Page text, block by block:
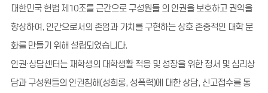
대한민국 헌법 제10조를 근간으로 구성원들 의 인권을 보호하고 권익을
향상하여, 인간으로서의 존엄과 가치를 구현하는 상호 존중적인 대학 문
화를 만들기 위해 설립되었습니다.
인권·상담센터는 재학생의 대학생활 적응 및 성장을 위한 정서 및 심리상
담과 구성원들의 인권침해(성희롱, 성폭력)에 대한 상담, 신고접수를 통